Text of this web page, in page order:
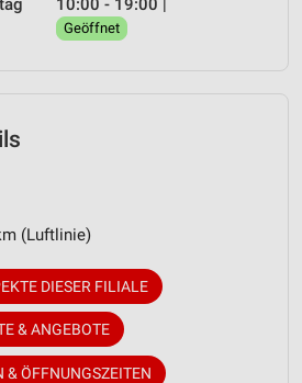
10:00 - 19:00 |
Geöffnet
(Luftlinie)
DIESER FILIALE
& ANGEBOTE
& ÖFFNUNGSZEITEN